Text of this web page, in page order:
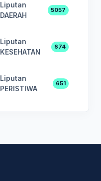
Liputan
DAERAH
5057
Liputan
KESEHATAN
674
Liputan
PERISTIWA
651